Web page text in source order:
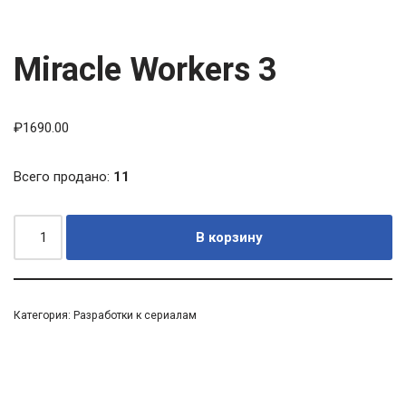
Miracle Workers 3
₽1690.00
Всего продано: 11
В корзину
Категория: Разработки к сериалам